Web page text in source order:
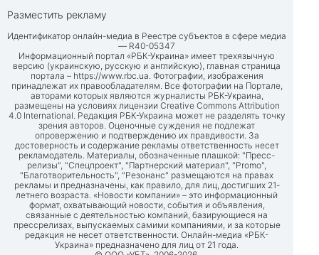
Разместить рекламу
Идентификатор онлайн-медиа в Реестре субъектов в сфере медиа
— R40-05347
Информационный портал «РБК-Украина» имеет трехязычную
версию (украинскую, русскую и английскую), главная страница
портала – https://www.rbc.ua. Фотографии, изображения
принадлежат их правообладателям. Все фотографии на Портале,
авторами которых являются журналисты РБК-Украина,
размещены на условиях лицензии Creative Commons Attribution
4.0 International. Редакция РБК-Украина может не разделять точку
зрения авторов. Оценочные суждения не подлежат
опровержению и подтверждению их правдивости. За
достоверность и содержание рекламы ответственность несет
рекламодатель. Материалы, обозначенные плашкой: "Пресс-
релизы", "Спецпроект", "Партнерский материал", "Promo",
"Благотворительность", "Резонанс" размещаются на правах
рекламы и предназначены, как правило, для лиц, достигших 21-
летнего возраста. «Новости компании» – это информационный
формат, охватывающий новости, события и объявления,
связанные с деятельностью компаний, базирующиеся на
прессрелизах, выпускаемых самими компаниями, и за которые
редакция не несет ответственности. Онлайн-медиа «РБК-
Украина» предназначено для лиц от 21 года.